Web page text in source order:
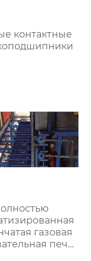
контактные
газовая
печь,